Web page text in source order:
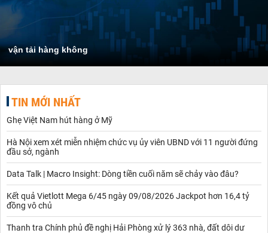
vận tải hàng không
TIN MỚI NHẤT
Ghẹ Việt Nam hút hàng ở Mỹ
Hà Nội xem xét miễn nhiệm chức vụ ủy viên UBND với 11 người đứng
đầu sở, ngành
Data Talk | Macro Insight: Dòng tiền cuối năm sẽ chảy vào đâu?
Kết quả Vietlott Mega 6/45 ngày 09/08/2026 Jackpot hơn 16,4 tỷ
đồng vô chủ
Thanh tra Chính phủ đề nghị Hải Phòng xử lý 363 nhà, đất dôi dư